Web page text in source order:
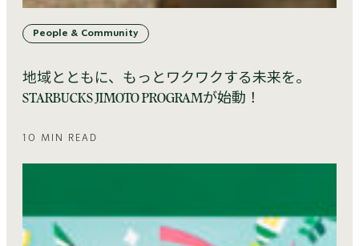
People & Community
地域とともに、もっとワクワクする未来を。
STARBUCKS JIMOTO PROGRAMが始動！
10 MIN READ